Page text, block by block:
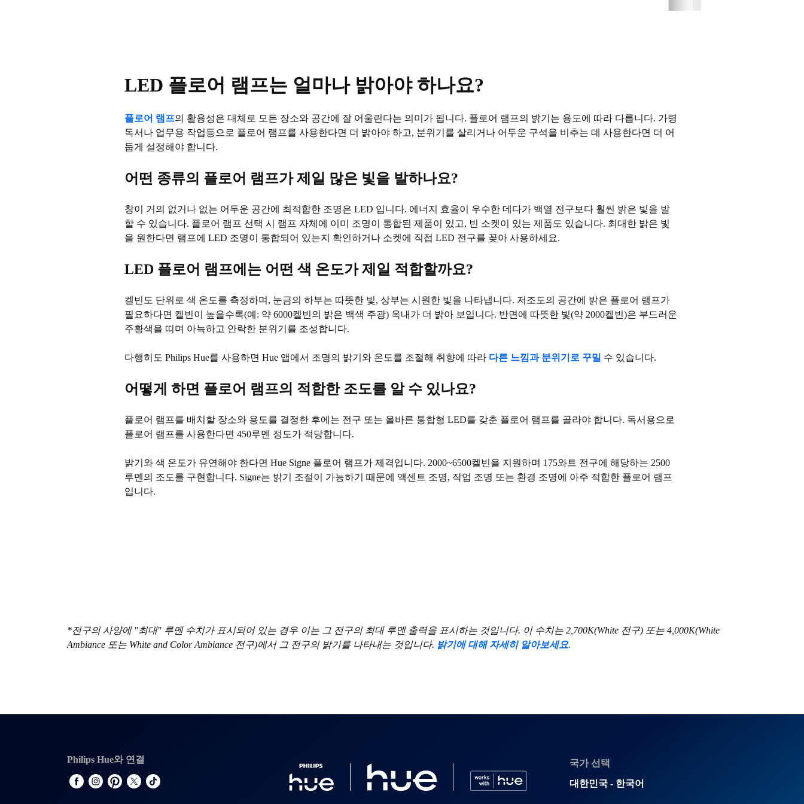
LED 플로어 램프는 얼마나 밝아야 하나요?
플로어 램프의 활용성은 대체로 모든 장소와 공간에 잘 어울린다는 의미가 됩니다. 플로어 램프의 밝기는 용도에 따라 다릅니다. 가령
독서나 업무용 작업등으로 플로어 램프를 사용한다면 더 밝아야 하고, 분위기를 살리거나 어두운 구석을 비추는 데 사용한다면 더 어
둡게 설정해야 합니다.
어떤 종류의 플로어 램프가 제일 많은 빛을 발하나요?
창이 거의 없거나 없는 어두운 공간에 최적합한 조명은 LED 입니다. 에너지 효율이 우수한 데다가 백열 전구보다 훨씬 밝은 빛을 발
할 수 있습니다. 플로어 램프 선택 시 램프 자체에 이미 조명이 통합된 제품이 있고, 빈 소켓이 있는 제품도 있습니다. 최대한 밝은 빛
을 원한다면 램프에 LED 조명이 통합되어 있는지 확인하거나 소켓에 직접 LED 전구를 꽂아 사용하세요.
LED 플로어 램프에는 어떤 색 온도가 제일 적합할까요?
켈빈도 단위로 색 온도를 측정하며, 눈금의 하부는 따뜻한 빛, 상부는 시원한 빛을 나타냅니다. 저조도의 공간에 밝은 플로어 램프가
필요하다면 켈빈이 높을수록(예: 약 6000켈빈의 밝은 백색 주광) 옥내가 더 밝아 보입니다. 반면에 따뜻한 빛(약 2000켈빈)은 부드러운
주황색을 띠며 아늑하고 안락한 분위기를 조성합니다.
다행히도 Philips Hue를 사용하면 Hue 앱에서 조명의 밝기와 온도를 조절해 취향에 따라 다른 느낌과 분위기로 꾸밀 수 있습니다.
어떻게 하면 플로어 램프의 적합한 조도를 알 수 있나요?
플로어 램프를 배치할 장소와 용도를 결정한 후에는 전구 또는 올바른 통합형 LED를 갖춘 플로어 램프를 골라야 합니다. 독서용으로
플로어 램프를 사용한다면 450루멘 정도가 적당합니다.
밝기와 색 온도가 유연해야 한다면 Hue Signe 플로어 램프가 제격입니다. 2000~6500켈빈을 지원하며 175와트 전구에 해당하는 2500
루멘의 조도를 구현합니다. Signe는 밝기 조절이 가능하기 때문에 액센트 조명, 작업 조명 또는 환경 조명에 아주 적합한 플로어 램프
입니다.
*전구의 사양에 "최대" 루멘 수치가 표시되어 있는 경우 이는 그 전구의 최대 루멘 출력을 표시하는 것입니다. 이 수치는 2,700K(White 전구) 또는 4,000K(White
Ambiance 또는 White and Color Ambiance 전구)에서 그 전구의 밝기를 나타내는 것입니다. 밝기에 대해 자세히 알아보세요.
Philips Hue와 연결
국가 선택
대한민국 - 한국어